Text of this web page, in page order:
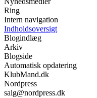
Ring
Intern navigation
Indholdsoversigt
Blogindlæg
Arkiv
Blogside
Automatisk opdatering
KlubMand.dk
Nordpress
salg@nordpress.dk